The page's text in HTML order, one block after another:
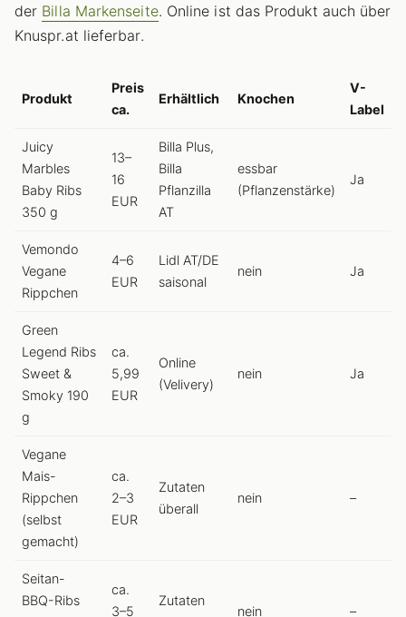
der Billa Markenseite. Online ist das Produkt auch über
Knuspr.at lieferbar.
Produkt
Preis
ca.
Erhältlich Knochen
V-
Label
Juicy
Marbles
Baby Ribs
350 g
13–
16
EUR
Billa Plus,
Billa
Pflanzilla
AT
essbar
(Pflanzenstärke)
Ja
Vemondo
Vegane
Rippchen
4–6
EUR
Lidl AT/DE
saisonal
nein Ja
Green
Legend Ribs
Sweet &
Smoky 190
g
ca.
5,99
EUR
Online
(Velivery)
nein Ja
Vegane
Mais-
Rippchen
(selbst
gemacht)
ca.
2–3
EUR
Zutaten
überall
nein –
Seitan-
BBQ-Ribs
ca.
3–5
Zutaten
nein –